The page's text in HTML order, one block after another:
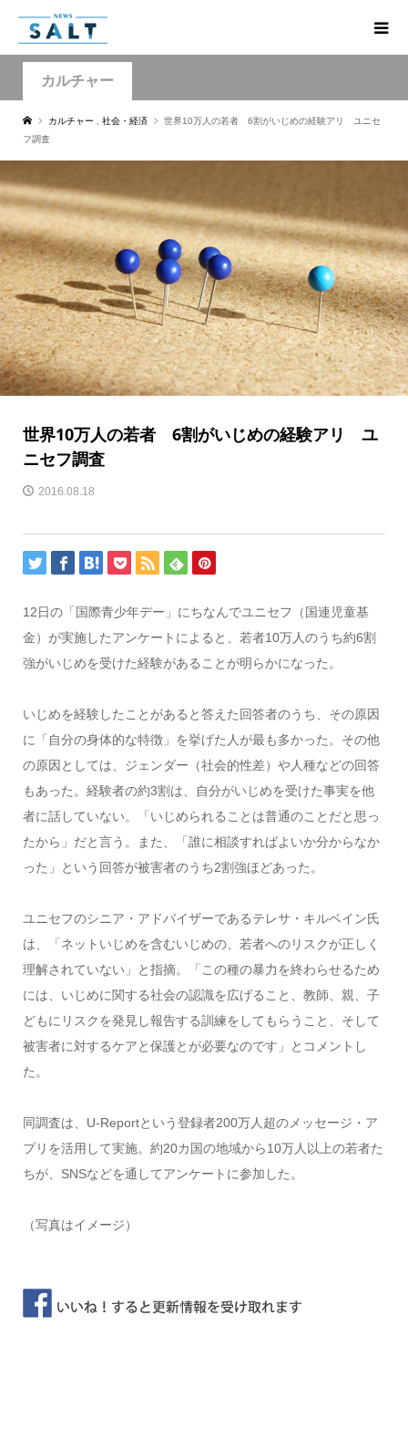
カルチャー
カルチャー 社会・経済
世界10万人の若者 6割がいじめの経験アリ ユニセ
フ調査
世界10万人の若者 6割がいじめの経験アリ ユ
ニセフ調査
2016.08.18
12日の「国際青少年デー」にちなんでユニセフ（国連児童基
金）が実施したアンケートによると、若者10万人のうち約6割
強がいじめを受けた経験があることが明らかになった。
いじめを経験したことがあると答えた回答者のうち、その原因
に「自分の身体的な特徴」を挙げた人が最も多かった。その他
の原因としては、ジェンダー（社会的性差）や人種などの回答
もあった。経験者の約3割は、自分がいじめを受けた事実を他
者に話していない。「いじめられることは普通のことだと思っ
たから」だと言う。また、「誰に相談すればよいか分からなか
った」という回答が被害者のうち2割強ほどあった。
ユニセフのシニア・アドバイザーであるテレサ・キルベイン氏
は、「ネットいじめを含むいじめの、若者へのリスクが正しく
理解されていない」と指摘。「この種の暴力を終わらせるため
には、いじめに関する社会の認識を広げること、教師、親、子
どもにリスクを発見し報告する訓練をしてもらうこと、そして
被害者に対するケアと保護とが必要なのです」とコメントし
た。
同調査は、U-Reportという登録者200万人超のメッセージ・ア
プリを活用して実施。約20カ国の地域から10万人以上の若者た
ちが、SNSなどを通してアンケートに参加した。
（写真はイメージ）